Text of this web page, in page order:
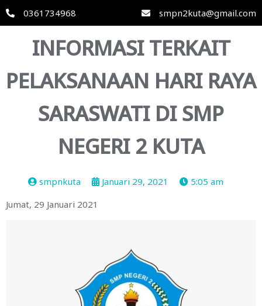
0361734968 smpn2kuta@gmail.com
INFORMASI TERKAIT
PELAKSANAAN HARI RAYA
SARASWATI DI SMP
NEGERI 2 KUTA
smpnkuta Januari 29, 2021
5:05 am
Jumat, 29 Januari 2021